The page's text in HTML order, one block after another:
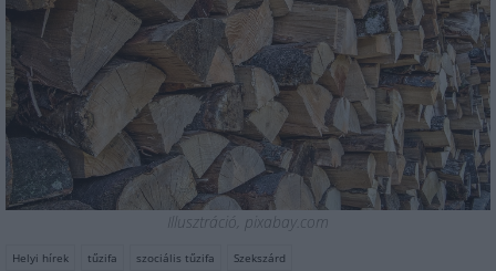
Illusztráció, pixabay.com
Helyi hírek tűzifa szociális tűzifa Szekszárd